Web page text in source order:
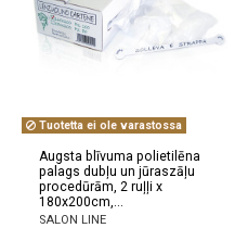
Tuotetta ei ole varastossa
Augsta blīvuma polietilēna
palags dubļu un jūraszāļu
procedūrām, 2 ruļļi x
180x200cm,...
SALON LINE